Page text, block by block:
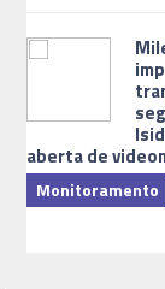
aberta de
Monitoramento